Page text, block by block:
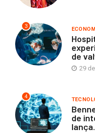
3
de
29
4
de